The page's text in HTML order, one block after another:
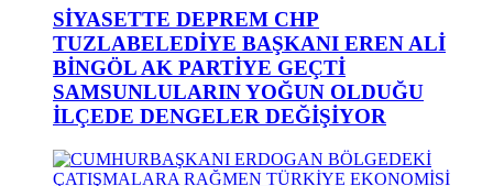
SİYASETTE DEPREM CHP
TUZLABELEDİYE BAŞKANI EREN ALİ
BİNGÖL AK PARTİYE GEÇTİ
SAMSUNLULARIN YOĞUN OLDUĞU
İLÇEDE DENGELER DEĞİŞİYOR